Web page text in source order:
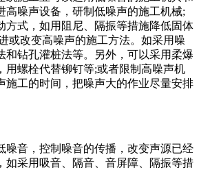
高噪声设备，研制低噪声的施工机械;
方式，如用阻尼、隔振等措施降低固体
或改变高噪声的施工方法。如采用噪
和钻孔灌桩法等。另外，可以采用柔爆
用螺栓代替铆钉等;或者限制高噪声机
施工的时间，把噪声大的作业尽量安排
音，控制噪音的传播，改变声源已经
如采用吸音、隔音、音屏障、隔振等措